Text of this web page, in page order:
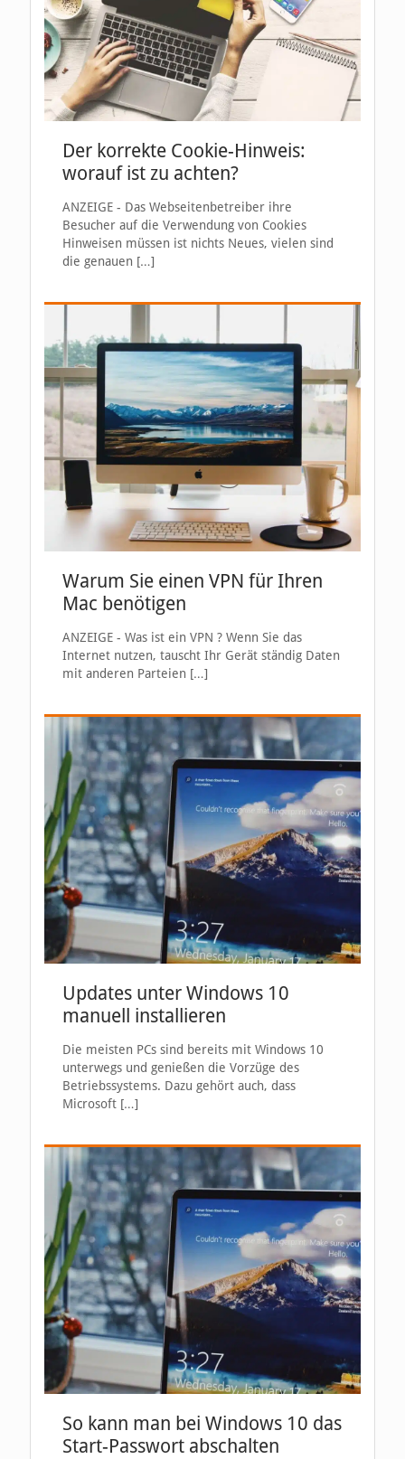
Der korrekte Cookie-Hinweis:
worauf ist zu achten?
ANZEIGE - Das Webseitenbetreiber ihre
Besucher auf die Verwendung von Cookies
Hinweisen müssen ist nichts Neues, vielen sind
die genauen […]
Warum Sie einen VPN für Ihren
Mac benötigen
ANZEIGE - Was ist ein VPN ? Wenn Sie das
Internet nutzen, tauscht Ihr Gerät ständig Daten
mit anderen Parteien […]
Updates unter Windows 10
manuell installieren
Die meisten PCs sind bereits mit Windows 10
unterwegs und genießen die Vorzüge des
Betriebssystems. Dazu gehört auch, dass
Microsoft […]
So kann man bei Windows 10 das
Start-Passwort abschalten